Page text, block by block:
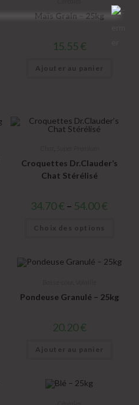
Maïs Grain – 25kg
15.55 €
Ajouter au panier
Croquettes Dr.Clauder’s
Chat Stérélisé
34.70€ – 54.00€
Choix des options
Pondeuse Granulé – 25kg
20.20€
Ajouter au panier